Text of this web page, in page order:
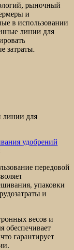
рыночный
и
в использовании
линии для
затраты.
линии для
удобрений
передовой
упаковки
и
весов и
обеспечивает
гарантирует